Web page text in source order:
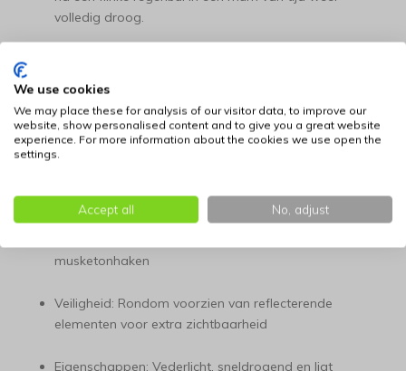
volledig droog.
Belangrijkste specificaties
Materiaal: Hoogwaardig, lichtgewicht polyester 3D-
mesh
Kleur: Oudroze (beschikbaar in diverse varianten)
Functionaliteit: Drievoudig verstelbaar in lengte
musketonhaken
Veiligheid: Rondom voorzien van reflecterende
elementen voor extra zichtbaarheid
Eigenschappen: Vederlicht, sneldrogend en ligt
We use cookies
We may place these for analysis of our visitor data, to improve our
website, show personalised content and to give you a great website
experience. For more information about the cookies we use open the
settings.
Accept all No, adjust